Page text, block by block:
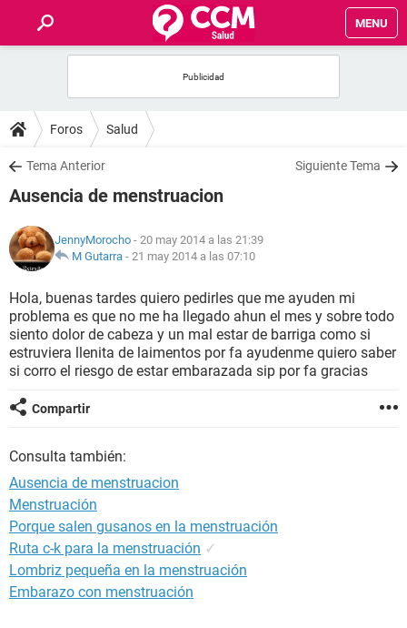
MENU
FOROS
SALUD
NUTRICIÓN
BIENESTAR
SEXUALIDAD
GLOSARIO
Foros Salud
Tema Anterior Siguiente Tema
Ausencia de menstruacion
JennyMorocho - 20 may 2014 a las 21:39
M Gutarra - 21 may 2014 a las 07:10
Hola, buenas tardes quiero pedirles que me ayuden mi
problema es que no me ha llegado ahun el mes y sobre todo
siento dolor de cabeza y un mal estar de barriga como si
estruviera llenita de laimentos por fa ayudenme quiero saber
si corro el riesgo de estar embarazada sip por fa gracias
Compartir
Consulta también:
Ausencia de menstruacion
Menstruación
Porque salen gusanos en la menstruación
Ruta c-k para la menstruación ✓
Lombriz pequeña en la menstruación
Embarazo con menstruación